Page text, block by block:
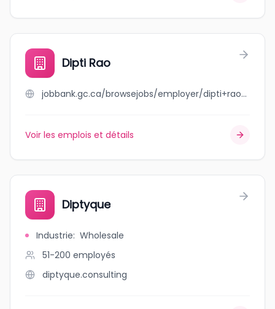
Dipti Rao
jobbank.gc.ca/browsejobs/employer/dipti+rao/ca
Voir les emplois et détails
Diptyque
Industrie: Wholesale
51-200 employés
diptyque.consulting